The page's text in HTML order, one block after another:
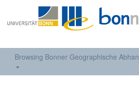
Browsing Bonner Geographische